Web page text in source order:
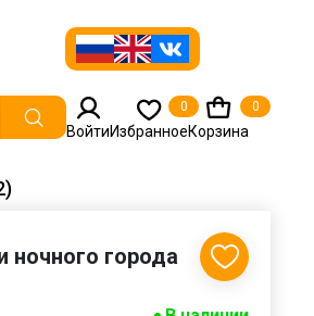
ВойтиИзбранное
0
Корзина
0
города